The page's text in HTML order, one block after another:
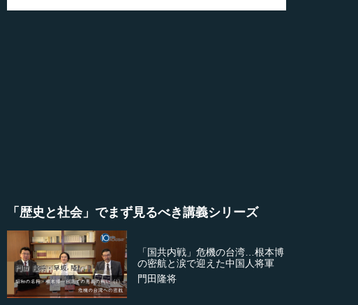
「歴史と社会」でまず見るべき講義シリーズ
「国共内戦」危機の台湾…根本博
の密航と涙で迎えた中国人将軍
門田隆将